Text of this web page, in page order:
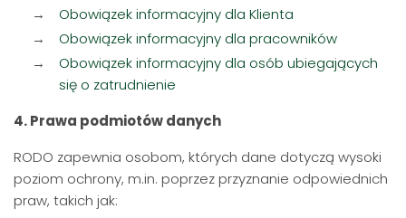
Obowiązek informacyjny dla Klienta
Obowiązek informacyjny dla pracowników
Obowiązek informacyjny dla osób ubiegających
się o zatrudnienie
4. Prawa podmiotów danych
RODO zapewnia osobom, których dane dotyczą wysoki
poziom ochrony, m.in. poprzez przyznanie odpowiednich
praw, takich jak: